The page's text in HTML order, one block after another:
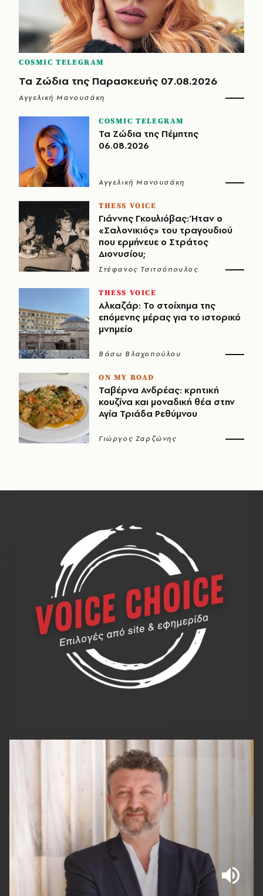
COSMIC TELEGRAM
Τα Ζώδια της Παρασκευής 07.08.2026
Αγγελική Μανουσάκη
COSMIC TELEGRAM
Τα Ζώδια της Πέμπτης
06.08.2026
Αγγελική Μανουσάκη
THESS VOICE
Γιάννης Γκουλιόβας: Ήταν ο
«Σαλονικιός» του τραγουδιού
που ερμήνευε ο Στράτος
Διονυσίου;
Στέφανος Τσιτσόπουλος
THESS VOICE
Αλκαζάρ: Το στοίχημα της
επόμενης μέρας για το ιστορικό
μνημείο
Βάσω Βλαχοπούλου
ON MY ROAD
Ταβέρνα Ανδρέας: κρητική
κουζίνα και μοναδική θέα στην
Αγία Τριάδα Ρεθύμνου
Γιώργος Ζαρζώνης